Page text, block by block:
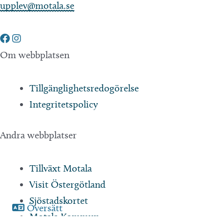
upplev@motala.se
Om webbplatsen
Tillgänglighetsredogörelse
Integritetspolicy
Andra webbplatser
Tillväxt Motala
Visit Östergötland
Sjöstadskortet
Motala Kommun
Översätt